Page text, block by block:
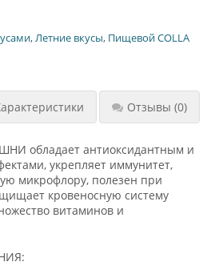
,Летние вкусы, Пищевой COLLA
Отзывы (0)
обладает антиоксидантным и
укрепляет иммунитет,
микрофлору, полезен при
кровеносную систему
витаминов и